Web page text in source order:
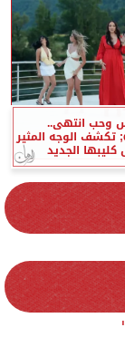
وحب انتهى..
quot;ياليناquot; تكشف الوجه المثير
الجديد